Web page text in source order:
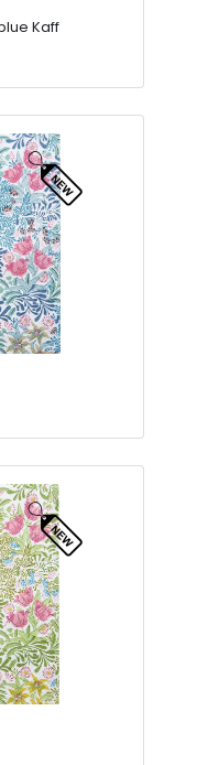
Kaff